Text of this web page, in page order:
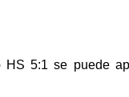
HS 5:1 se puede